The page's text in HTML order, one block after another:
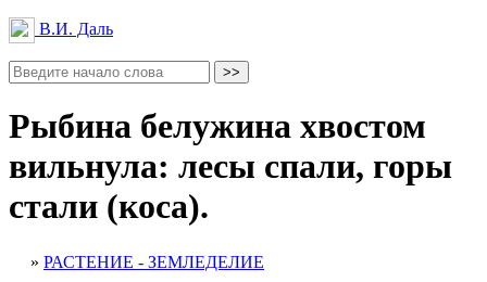
В.И. Даль
Рыбина белужина хвостом
вильнула: лесы спали, горы
стали (коса).
» РАСТЕНИЕ - ЗЕМЛЕДЕЛИЕ